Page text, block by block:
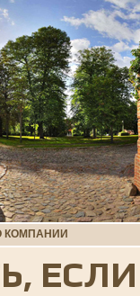
КОМПАНИИ